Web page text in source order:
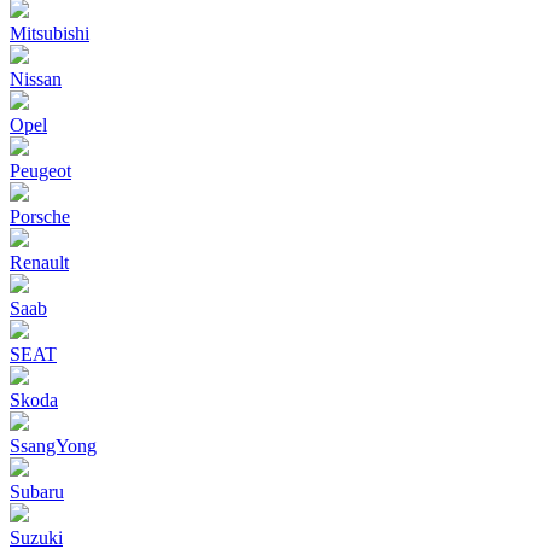
Mitsubishi
Nissan
Opel
Peugeot
Porsche
Renault
Saab
SEAT
Skoda
SsangYong
Subaru
Suzuki